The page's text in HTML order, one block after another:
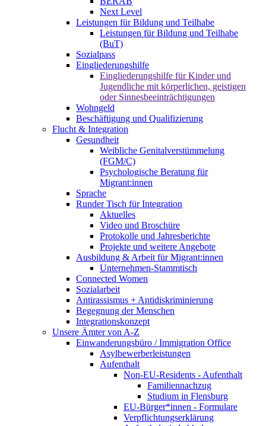
Next Level
Leistungen für Bildung und Teilhabe
Leistungen für Bildung und Teilhabe
(BuT)
Sozialpass
Eingliederungshilfe
Eingliederungshilfe für Kinder und
Jugendliche mit körperlichen, geistigen
oder Sinnesbeeinträchtigungen
Wohngeld
Beschäftigung und Qualifizierung
Flucht & Integration
Gesundheit
Weibliche Genitalverstümmelung
(FGM/C)
Psychologische Beratung für
Migrant:innen
Sprache
Runder Tisch für Integration
Aktuelles
Video und Broschüre
Protokolle und Jahresberichte
Projekte und weitere Angebote
Ausbildung & Arbeit für Migrant:innen
Unternehmen-Stammtisch
Connected Women
Sozialarbeit
Antirassismus + Antidiskriminierung
Begegnung der Menschen
Integrationskonzept
Unsere Ämter von A-Z
Einwanderungsbüro / Immigration Office
Asylbewerberleistungen
Aufenthalt
Non-EU-Residents - Aufenthalt
Familiennachzug
Studium in Flensburg
EU-Bürger*innen - Formulare
Verpflichtungserklärung